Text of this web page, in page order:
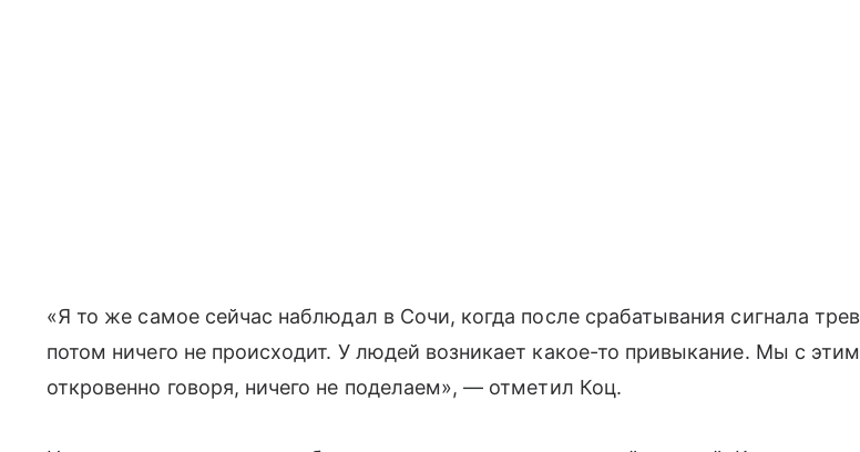
«Я то же самое сейчас наблюдал в Сочи, когда после срабатывания сигнала
потом ничего не происходит. У людей возникает какое-то привыкание. Мы с
откровенно говоря, ничего не поделаем», — отметил Коц.